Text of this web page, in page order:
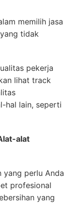
memilih jasa
tidak
pekerja
lihat track
hal lain, seperti
alat
yang perlu Anda
profesional
yang